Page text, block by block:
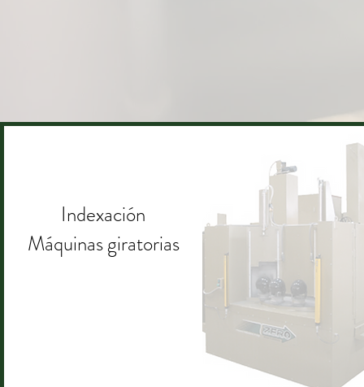
Indexación
Máquinas giratorias